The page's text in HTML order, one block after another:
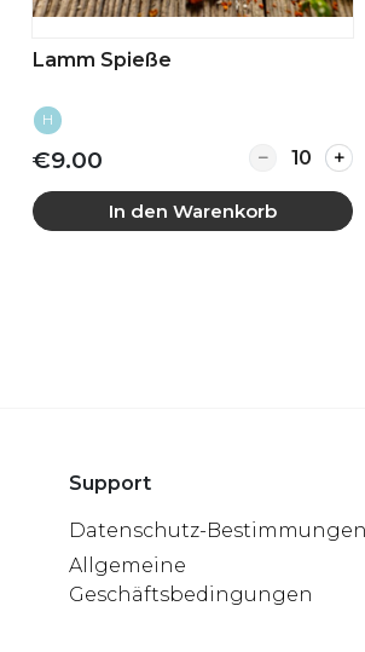
Lamm Spieße
H
€9.00 Quantity
In den Warenkorb
Support
Datenschutz-Bestimmungen
Allgemeine
Geschäftsbedingungen